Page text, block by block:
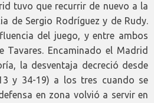
tuvo que recurrir de nuevo a la
de Sergio Rodríguez y de Rudy.
del juego, y entre ambos
Tavares. Encaminado el Madrid
la desventaja decreció desde
y 34-19) a los tres cuando se
en zona volvió a servir en